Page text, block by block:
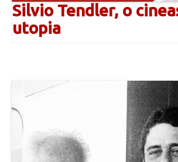
Silvio Tendler, o
utopia